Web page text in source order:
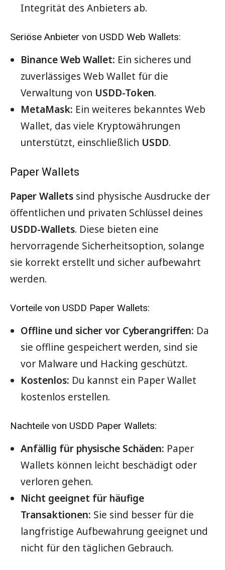
Integrität des Anbieters ab.
Seriöse Anbieter von USDD Web Wallets:
Binance Web Wallet: Ein sicheres und
zuverlässiges Web Wallet für die
Verwaltung von USDD-Token.
MetaMask: Ein weiteres bekanntes Web
Wallet, das viele Kryptowährungen
unterstützt, einschließlich USDD.
Paper Wallets
Paper Wallets sind physische Ausdrucke der
öffentlichen und privaten Schlüssel deines
USDD-Wallets. Diese bieten eine
hervorragende Sicherheitsoption, solange
sie korrekt erstellt und sicher aufbewahrt
werden.
Vorteile von USDD Paper Wallets:
Offline und sicher vor Cyberangriffen: Da
sie offline gespeichert werden, sind sie
vor Malware und Hacking geschützt.
Kostenlos: Du kannst ein Paper Wallet
kostenlos erstellen.
Nachteile von USDD Paper Wallets:
Anfällig für physische Schäden: Paper
Wallets können leicht beschädigt oder
verloren gehen.
Nicht geeignet für häufige
Transaktionen: Sie sind besser für die
langfristige Aufbewahrung geeignet und
nicht für den täglichen Gebrauch.